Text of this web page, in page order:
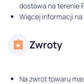
dostawa na terenie
Więcej informacji
Zwroty
Na zwrot towaru